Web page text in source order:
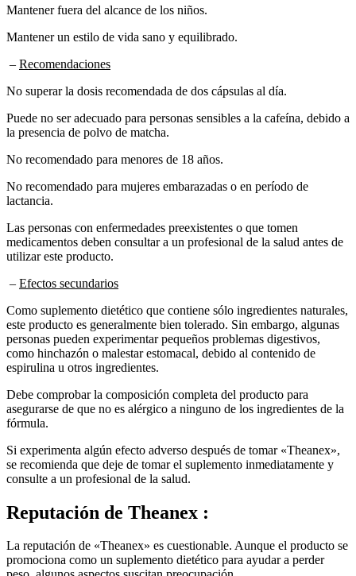
Mantener fuera del alcance de los niños.
Mantener un estilo de vida sano y equilibrado.
– Recomendaciones
No superar la dosis recomendada de dos cápsulas al día.
Puede no ser adecuado para personas sensibles a la cafeína, debido a
la presencia de polvo de matcha.
No recomendado para menores de 18 años.
No recomendado para mujeres embarazadas o en período de
lactancia.
Las personas con enfermedades preexistentes o que tomen
medicamentos deben consultar a un profesional de la salud antes de
utilizar este producto.
– Efectos secundarios
Como suplemento dietético que contiene sólo ingredientes naturales,
este producto es generalmente bien tolerado. Sin embargo, algunas
personas pueden experimentar pequeños problemas digestivos,
como hinchazón o malestar estomacal, debido al contenido de
espirulina u otros ingredientes.
Debe comprobar la composición completa del producto para
asegurarse de que no es alérgico a ninguno de los ingredientes de la
fórmula.
Si experimenta algún efecto adverso después de tomar «Theanex»,
se recomienda que deje de tomar el suplemento inmediatamente y
consulte a un profesional de la salud.
Reputación de Theanex :
La reputación de «Theanex» es cuestionable. Aunque el producto se
promociona como un suplemento dietético para ayudar a perder